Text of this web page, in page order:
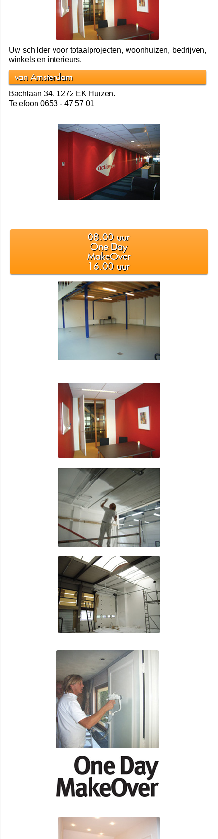
Uw schilder voor totaalprojecten, woonhuizen, bedrijven,
winkels en interieurs.
van Amsterdam
Bachlaan 34, 1272 EK Huizen.
Telefoon 0653 - 47 57 01
08.00 uur
One Day
MakeOver
16.00 uur